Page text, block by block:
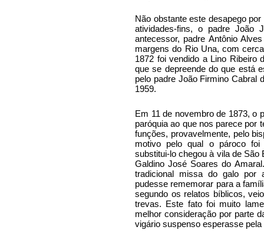
Não obstante este desapego
atividades-fins, o padre João
antecessor, padre Antônio
margens do Rio Una, com
1872 foi vendido a Lino Ribeiro
que se depreende do que está
pelo padre João Firmino Cabral
1959.
Em 11 de novembro de 1873, o
paróquia ao que nos parece por
funções, provavelmente, pelo
motivo pelo qual o pároco
substitui-lo chegou à vila de São
Galdino José Soares do
tradicional missa do galo por
pudesse rememorar para a
segundo os relatos bíblicos,
trevas. Este fato foi muito
melhor consideração por parte
vigário suspenso esperasse